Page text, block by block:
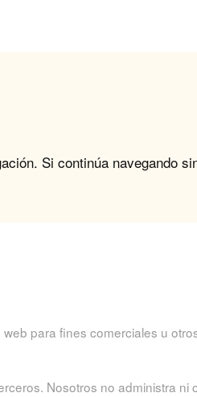
Si continúa navegando
para fines comerciales u
Nosotros no administra ni